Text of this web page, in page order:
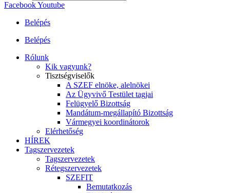
FacebookYoutube
Belépés
Belépés
Rólunk
Kik vagyunk?
Tisztségviselők
A SZEF elnöke, alelnökei
Az Ügyvivő Testület tagjai
Felügyelő Bizottság
Mandátum-megállapító Bizottság
Vármegyei koordinátorok
Elérhetőség
HÍREK
Tagszervezetek
Tagszervezetek
Rétegszervezetek
SZEFIT
Bemutatkozás